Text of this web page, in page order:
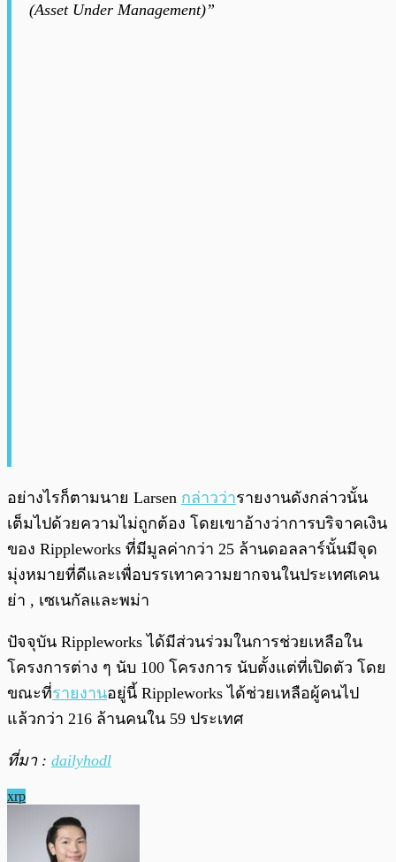
(Asset Under Management)”
อย่างไรก็ตามนาย Larsen กล่าวว่ารายงานดังกล่าวนั้น
เต็มไปด้วยความไม่ถูกต้อง โดยเขาอ้างว่าการบริจาคเงิน
ของ Rippleworks ที่มีมูลค่ากว่า 25 ล้านดอลลาร์นั้นมีจุด
มุ่งหมายที่ดีและเพื่อบรรเทาความยากจนในประเทศเคน
ย่า , เซเนกัลและพม่า
ปัจจุบัน Rippleworks ได้มีส่วนร่วมในการช่วยเหลือใน
โครงการต่าง ๆ นับ 100 โครงการ นับตั้งแต่ที่เปิดตัว โดย
ขณะที่รายงานอยู่นี้ Rippleworks ได้ช่วยเหลือผู้คนไป
แล้วกว่า 216 ล้านคนใน 59 ประเทศ
ที่มา : dailyhodl
xrp